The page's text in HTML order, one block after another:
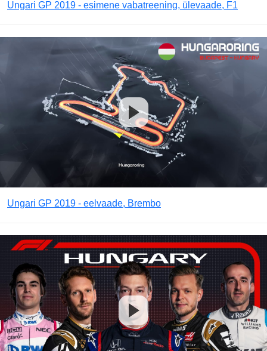
Ungari GP 2019 - esimene vabatreening, ülevaade, F1
Ungari GP 2019 - eelvaade, Brembo